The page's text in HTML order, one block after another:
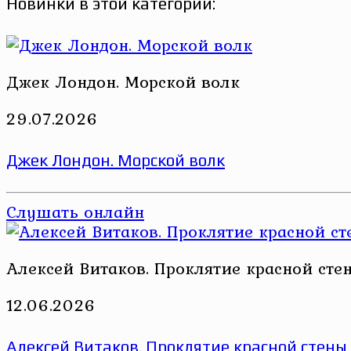
Джек Лондон. Морской волк
29.07.2026
Джек Лондон. Морской волк
Слушать онлайн
Алексей Витаков. Проклятие красной
12.06.2026
Алексей Витаков. Проклятие красной стены